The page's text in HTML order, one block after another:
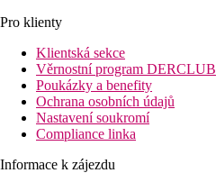
Pro klienty
Klientská sekce
Věrnostní program DERCLUB
Poukázky a benefity
Ochrana osobních údajů
Nastavení soukromí
Compliance linka
Informace k zájezdu